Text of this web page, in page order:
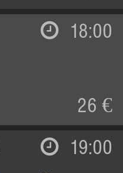
18:00
26 €
19:00